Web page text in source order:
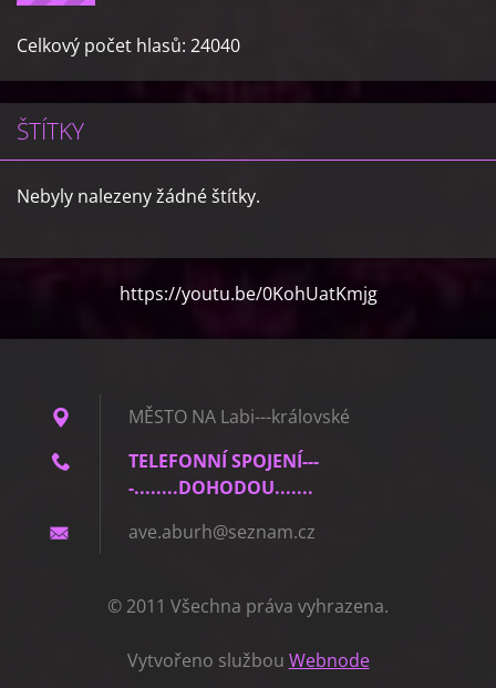
Celkový počet hlasů: 24040
ŠTÍTKY
Nebyly nalezeny žádné štítky.
https://youtu.be/0KohUatKmjg
MĚSTO NA Labi---královské
TELEFONNÍ SPOJENÍ---
-........DOHODOU.......
ave.aburh@seznam.cz
© 2011 Všechna práva vyhrazena.
Vytvořeno službou Webnode